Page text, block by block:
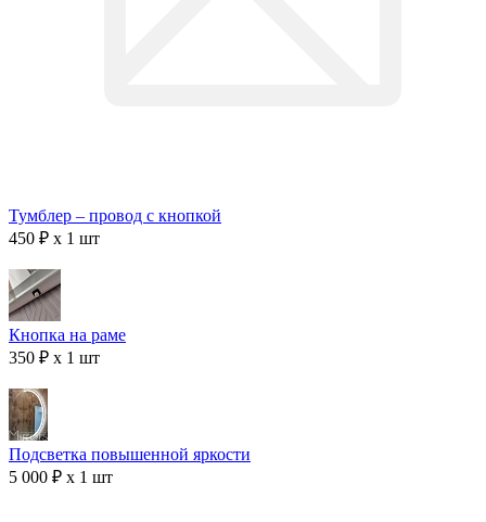
Тумблер – провод с кнопкой
450 ₽ x 1 шт
Кнопка на раме
350 ₽ x 1 шт
Подсветка повышенной яркости
5 000 ₽ x 1 шт